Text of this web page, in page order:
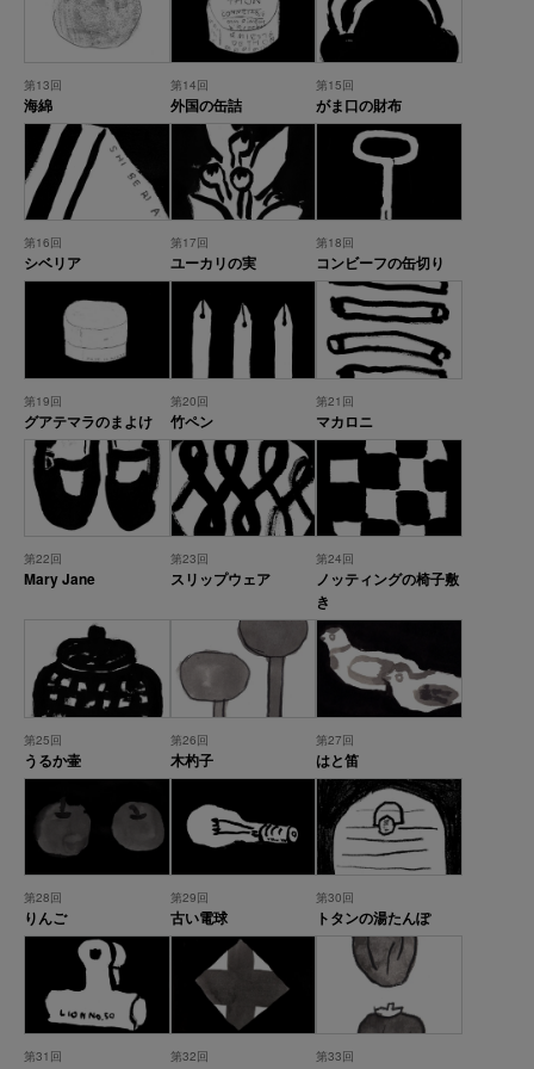
第13回
海綿
第14回
外国の缶詰
第15回
がま口の財布
第16回
シベリア
第17回
ユーカリの実
第18回
コンビーフの缶切り
第19回
グアテマラのまよけ
第20回
竹ペン
第21回
マカロニ
第22回
Mary Jane
第23回
スリップウェア
第24回
ノッティングの椅子敷
き
第25回
うるか壷
第26回
木杓子
第27回
はと笛
第28回
りんご
第29回
古い電球
第30回
トタンの湯たんぽ
第31回 第32回 第33回